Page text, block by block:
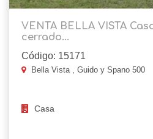
VENTA BELLA VISTA
cerrado...
Código: 15171
Bella Vista , Guido y Spano 500
Casa